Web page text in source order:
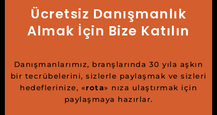
Ücretsiz Danışmanlık
Almak İçin Bize Katılın
Danışmanlarımız, branşlarında 30 yıla aşkın
bir tecrübelerini, sizlerle paylaşmak ve sizleri
hedeflerinize, «rota» nıza ulaştırmak için
paylaşmaya hazırlar.